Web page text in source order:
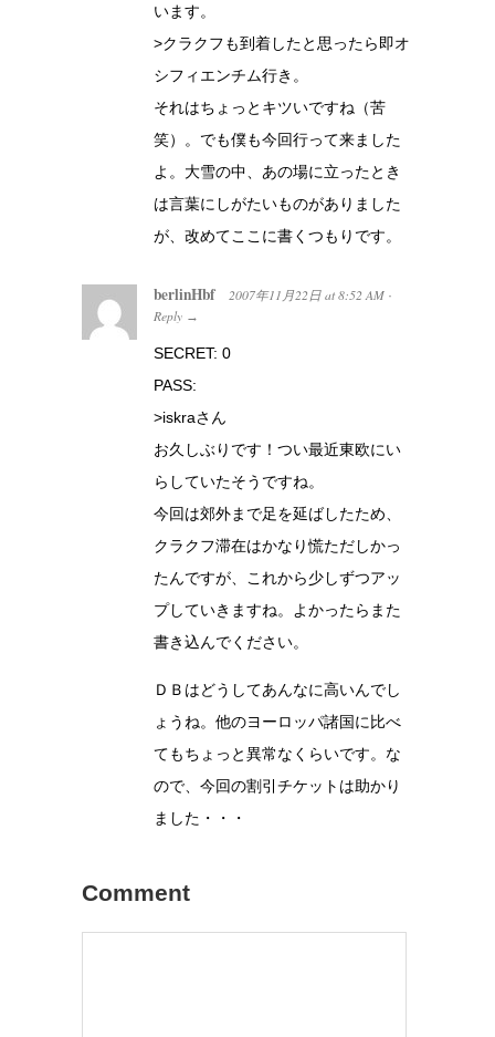
います。
>クラクフも到着したと思ったら即オ
シフィエンチム行き。
それはちょっとキツいですね（苦
笑）。でも僕も今回行って来ました
よ。大雪の中、あの場に立ったとき
は言葉にしがたいものがありました
が、改めてここに書くつもりです。
berlinHbf 2007年11月22日 at 8:52 AM ·
Reply →
SECRET: 0
PASS:
>iskraさん
お久しぶりです！つい最近東欧にい
らしていたそうですね。
今回は郊外まで足を延ばしたため、
クラクフ滞在はかなり慌ただしかっ
たんですが、これから少しずつアッ
プしていきますね。よかったらまた
書き込んでください。
ＤＢはどうしてあんなに高いんでし
ょうね。他のヨーロッパ諸国に比べ
てもちょっと異常なくらいです。な
ので、今回の割引チケットは助かり
ました・・・
Comment